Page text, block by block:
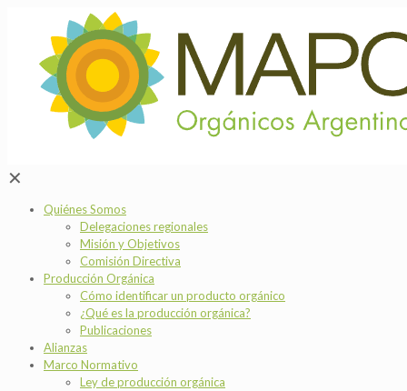
✕
Quiénes Somos
Delegaciones regionales
Misión y Objetivos
Comisión Directiva
Producción Orgánica
Cómo identificar un producto orgánico
¿Qué es la producción orgánica?
Publicaciones
Alianzas
Marco Normativo
Ley de producción orgánica